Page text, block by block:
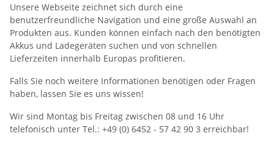
Unsere Webseite zeichnet sich durch eine
benutzerfreundliche Navigation und eine große Auswahl an
Produkten aus. Kunden können einfach nach den benötigten
Akkus und Ladegeräten suchen und von schnellen
Lieferzeiten innerhalb Europas profitieren.
Falls Sie noch weitere Informationen benötigen oder Fragen
haben, lassen Sie es uns wissen!
Wir sind Montag bis Freitag zwischen 08 und 16 Uhr
telefonisch unter Tel.: +49 (0) 6452 - 57 42 90 3 erreichbar!